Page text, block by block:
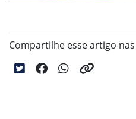
Compartilhe esse artigo